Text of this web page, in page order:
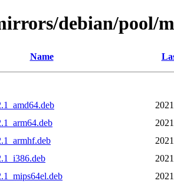
debian/pool/
Name